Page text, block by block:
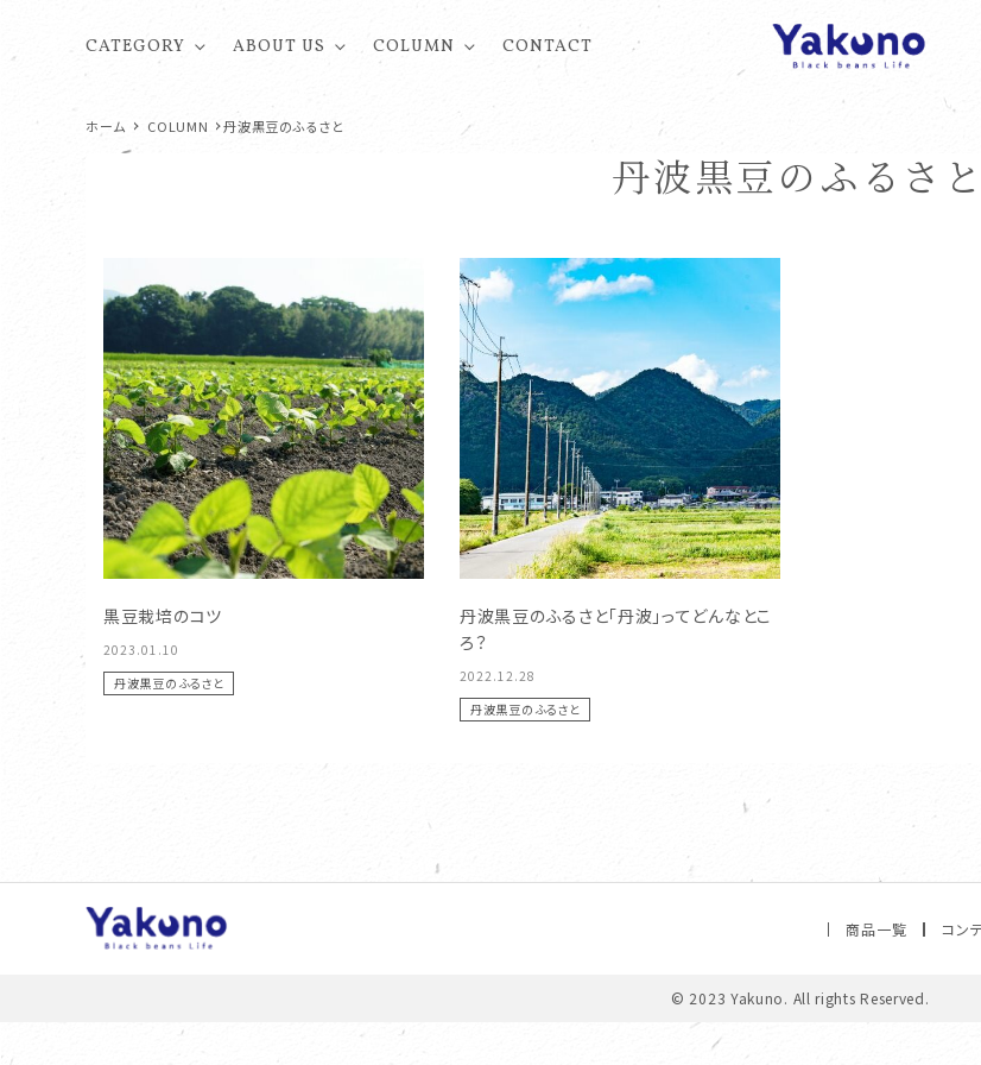
CATEGORY
丹波の黒豆茶 丹波黒大豆
ABOUT US
会社案内 丹波黒豆
COLUMN
黒豆のレシピ 丹波黒豆のちから
CONTACT
ホーム COLUMN 丹波黒豆のふるさと
丹波黒豆のふるさと
黒豆栽培のコツ
2023.01.10
丹波黒豆のふるさと
丹波黒豆のふるさと「丹波」ってどんなとこ
ろ？
2022.12.28
丹波黒豆のふるさと
商品一覧 コン
© 2023 Yakuno. All rights Reserved.